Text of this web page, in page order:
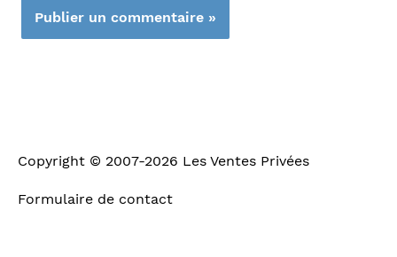
Copyright © 2007-2026 Les Ventes Privées
Formulaire de contact